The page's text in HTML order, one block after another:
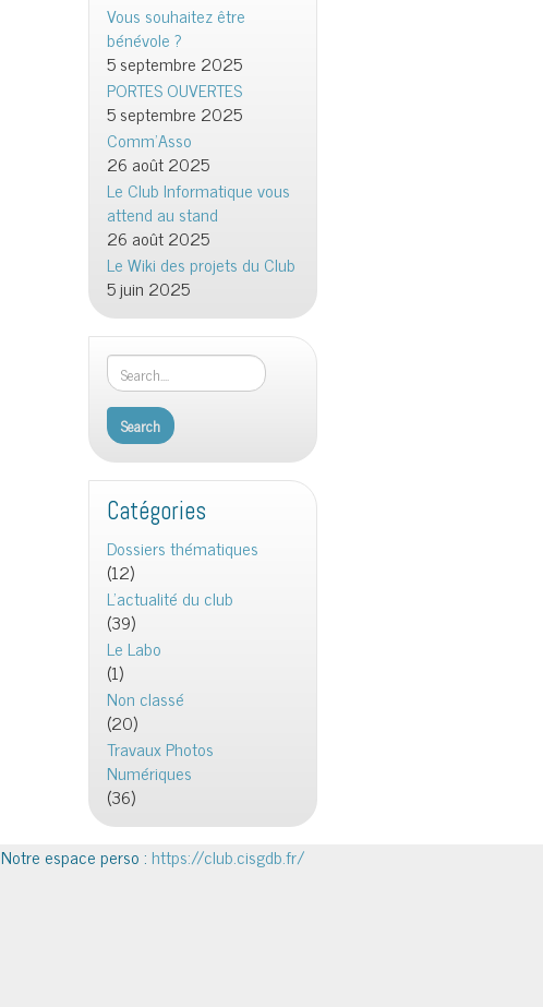
Vous souhaitez être
bénévole ?
5 septembre 2025
PORTES OUVERTES
5 septembre 2025
Comm’Asso
26 août 2025
Le Club Informatique vous
attend au stand
26 août 2025
Le Wiki des projets du Club
5 juin 2025
Catégories
Dossiers thématiques
(12)
L'actualité du club
(39)
Le Labo
(1)
Non classé
(20)
Travaux Photos
Numériques
(36)
Notre espace perso : https://club.cisgdb.fr/